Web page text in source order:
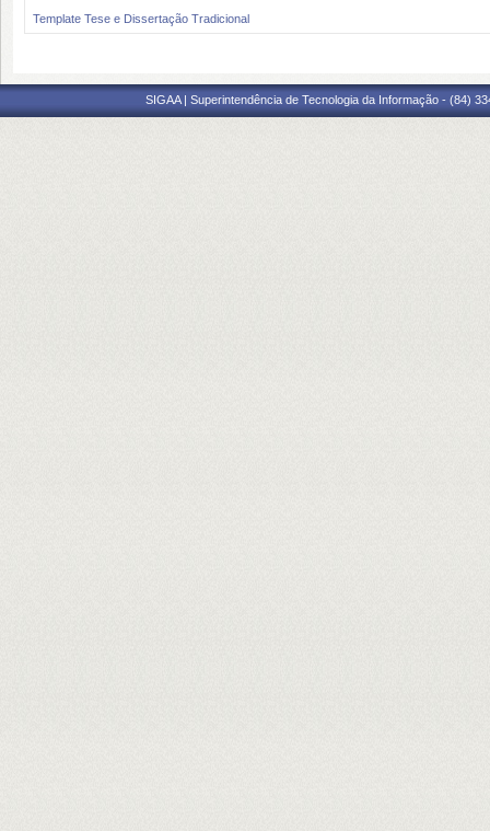
Template Tese e Dissertação Tradicional
SIGAA | Superintendência de Tecnologia da Informação - (84)